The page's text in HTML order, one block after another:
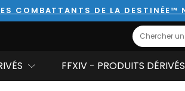
COMBATTANTS DE LA DESTINÉE™
Search
FFXIV - PRODUITS DÉRIVÉS